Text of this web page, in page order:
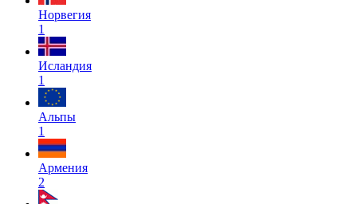
Норвегия
1
Исландия
1
Альпы
1
Армения
2